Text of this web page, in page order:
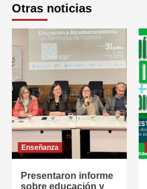
Otras noticias
Enseñanza
Presentaron informe
sobre educación y